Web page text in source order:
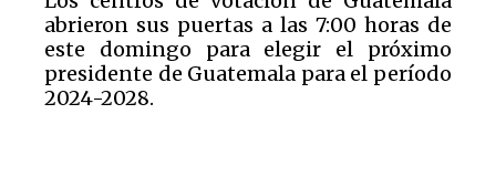
abrieron sus puertas a las 7:00 horas de
este domingo para elegir el próximo
presidente de Guatemala para el período
2024-2028.